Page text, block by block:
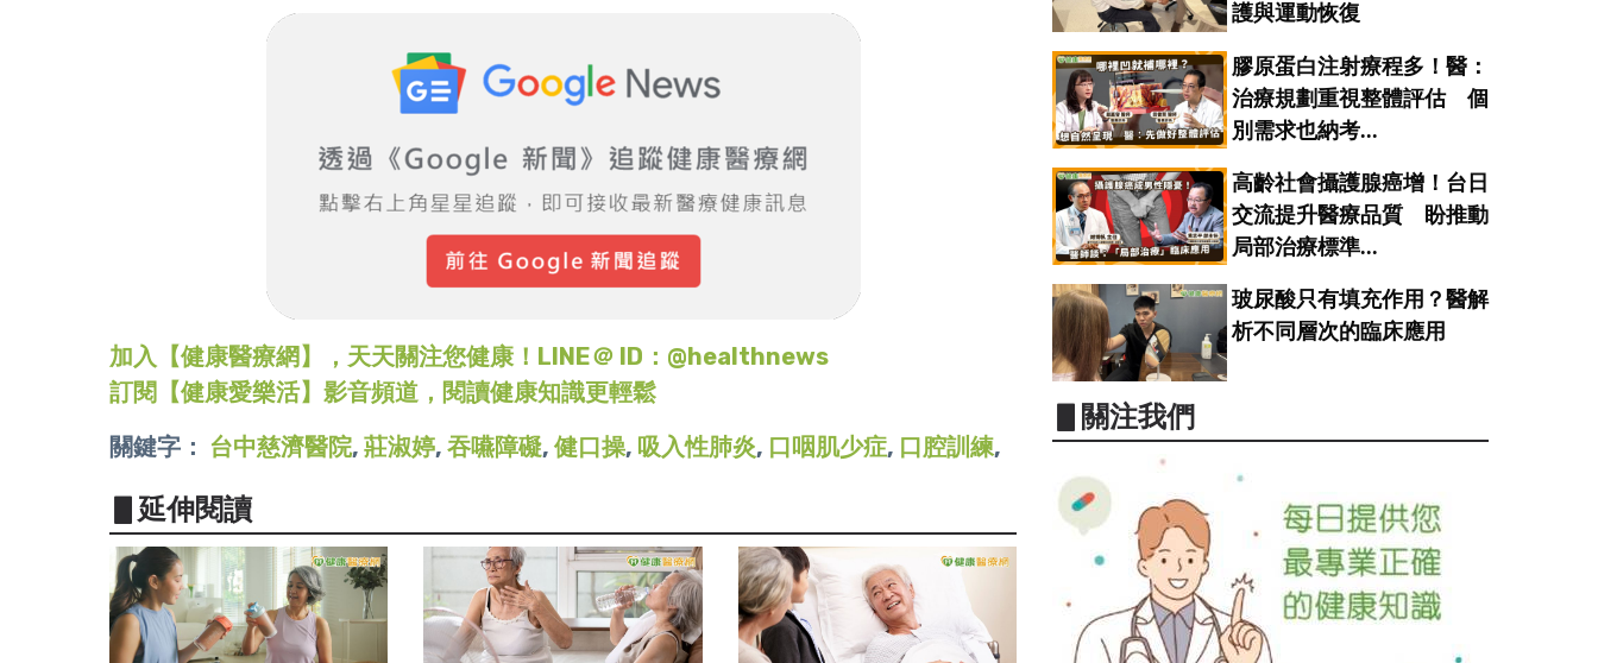
加入【健康醫療網】，天天關注您健康！LINE＠ ID：@healthnews
訂閱【健康愛樂活】影音頻道，閱讀健康知識更輕鬆
關鍵字： 台中慈濟醫院, 莊淑婷, 吞嚥障礙, 健口操, 吸入性肺炎, 口咽肌少症, 口腔訓練,
▋延伸閱讀
護與運動恢復
膠原蛋白注射療程多！醫：
治療規劃重視整體評估 個
別需求也納考...
高齡社會攝護腺癌增！台日
交流提升醫療品質 盼推動
局部治療標準...
玻尿酸只有填充作用？醫解
析不同層次的臨床應用
▋關注我們